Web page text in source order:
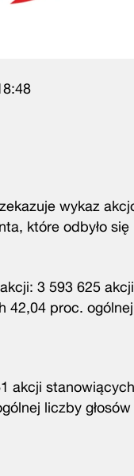
wykaz
które odbyło
3 593 625
42,04 proc.
liczby